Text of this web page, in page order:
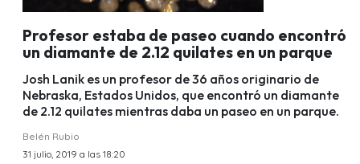
Profesor estaba de paseo cuando encontró
un diamante de 2.12 quilates en un parque
Josh Lanik es un profesor de 36 años originario de
Nebraska, Estados Unidos, que encontró un diamante
de 2.12 quilates mientras daba un paseo en un parque.
Belén Rubio
31 julio, 2019 a las 18:20